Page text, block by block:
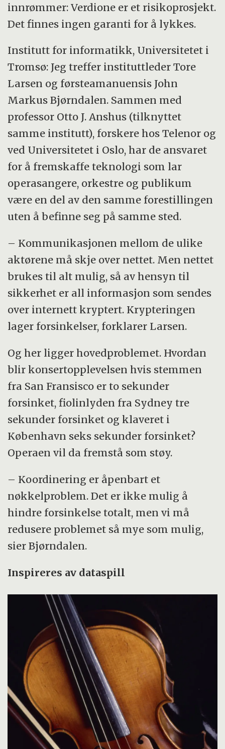
innrømmer: Verdione er et risikoprosjekt.
Det finnes ingen garanti for å lykkes.
Institutt for informatikk, Universitetet i
Tromsø: Jeg treffer instituttleder Tore
Larsen og førsteamanuensis John
Markus Bjørndalen. Sammen med
professor Otto J. Anshus (tilknyttet
samme institutt), forskere hos Telenor og
ved Universitetet i Oslo, har de ansvaret
for å fremskaffe teknologi som lar
operasangere, orkestre og publikum
være en del av den samme forestillingen
uten å befinne seg på samme sted.
– Kommunikasjonen mellom de ulike
aktørene må skje over nettet. Men nettet
brukes til alt mulig, så av hensyn til
sikkerhet er all informasjon som sendes
over internett kryptert. Krypteringen
lager forsinkelser, forklarer Larsen.
Og her ligger hovedproblemet. Hvordan
blir konsertopplevelsen hvis stemmen
fra San Fransisco er to sekunder
forsinket, fiolinlyden fra Sydney tre
sekunder forsinket og klaveret i
København seks sekunder forsinket?
Operaen vil da fremstå som støy.
– Koordinering er åpenbart et
nøkkelproblem. Det er ikke mulig å
hindre forsinkelse totalt, men vi må
redusere problemet så mye som mulig,
sier Bjørndalen.
Inspireres av dataspill